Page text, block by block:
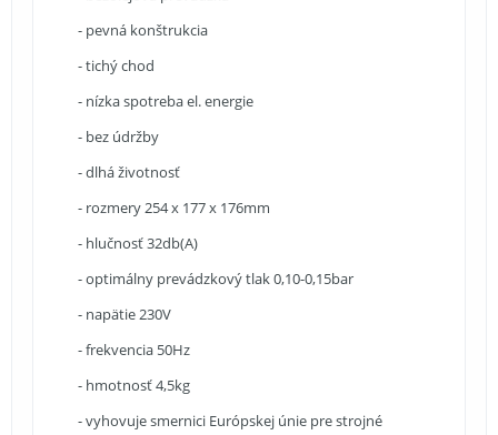
- pevná konštrukcia
- tichý chod
- nízka spotreba el. energie
- bez údržby
- dlhá životnosť
- rozmery 254 x 177 x 176mm
- hlučnosť 32db(A)
- optimálny prevádzkový tlak 0,10-0,15bar
- napätie 230V
- frekvencia 50Hz
- hmotnosť 4,5kg
- vyhovuje smernici Európskej únie pre strojné